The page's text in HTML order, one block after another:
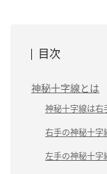
目次
神秘十字線とは
神秘十字線は右
右手の神秘十字
左手の神秘十字